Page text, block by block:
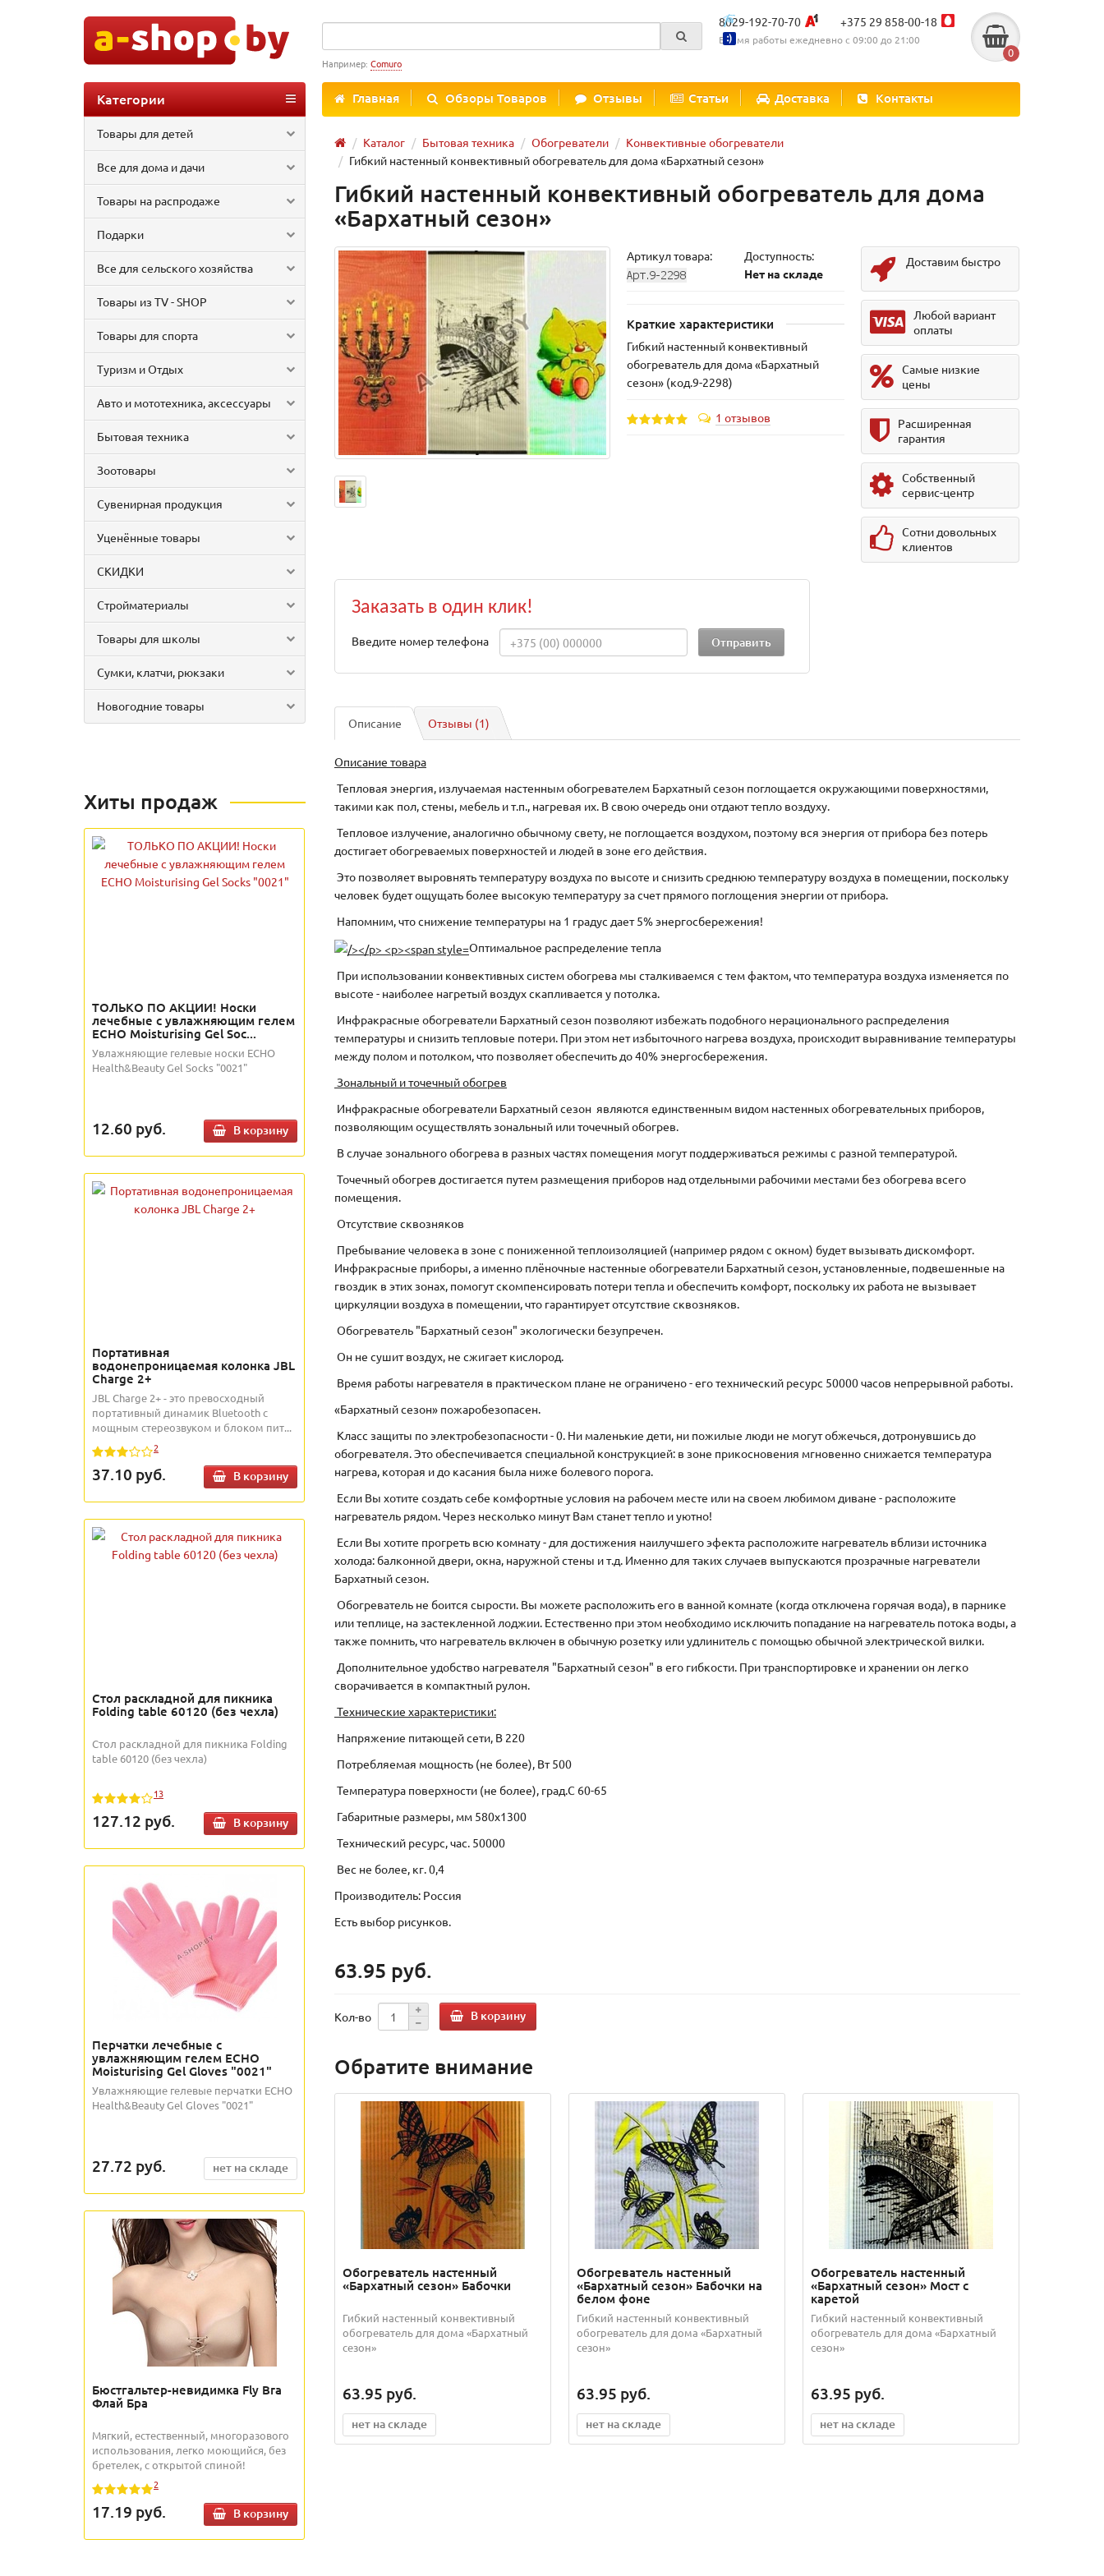
8029-192-70-70 +375 29 858-00-18
Время работы ежедневно с 09:00 до 21:00
0
Например: Comuro
Главная Обзоры Товаров Отзывы Статьи Доставка Контакты
Категории
Товары для детей
Все для дома и дачи
Товары на распродаже
Подарки
Все для сельского хозяйства
Товары из TV - SHOP
Товары для спорта
Туризм и Отдых
Авто и мототехника, аксессуары
Бытовая техника
Зоотовары
Сувенирная продукция
Уценённые товары
СКИДКИ
Стройматериалы
Товары для школы
Сумки, клатчи, рюкзаки
Новогодние товары
Каталог Бытовая техника Обогреватели
Конвективные обогреватели
Гибкий настенный конвективный обогреватель для дома «Бархатный сезон»
Хиты продаж
ТОЛЬКО ПО АКЦИИ! Носки
лечебные с увлажняющим гелем
ECHO Moisturising Gel Soc...
Увлажняющие гелевые носки ECHO
Health&Beauty Gel Socks "0021"
12.60 руб. В корзину
Портативная
водонепроницаемая колонка JBL
Charge 2+
JBL Charge 2+ - это превосходный
портативный динамик Bluetooth с
мощным стереозвуком и блоком пит...
2
37.10 руб. В корзину
Стол раскладной для пикника
Folding table 60120 (без чехла)
Стол раскладной для пикника Folding
table 60120 (без чехла)
13
127.12 руб. В корзину
Перчатки лечебные с
увлажняющим гелем ECHO
Moisturising Gel Gloves "0021"
Увлажняющие гелевые перчатки ECHO
Health&Beauty Gel Gloves "0021"
27.72 руб. нет на складе
Бюстгальтер-невидимка Fly Bra
Флай Бра
Мягкий, естественный, многоразового
использования, легко моющийся, без
бретелек, с открытой спиной!
2
17.19 руб. В корзину
Гибкий настенный конвективный обогреватель для дома
«Бархатный сезон»
Артикул товара:
Доступность:
Нет на складе
Краткие характеристики
Гибкий настенный конвективный
обогреватель для дома «Бархатный
сезон» (код.9-2298)
1 отзывов
Доставим быстро
Любой вариант
оплаты
Самые низкие
цены
Расширенная
гарантия
Собственный
сервис-центр
Сотни довольных
клиентов
Заказать в один клик!
Введите номер телефона
Описание Отзывы (1)
Описание товара
Тепловая энергия, излучаемая настенным обогревателем Бархатный сезон поглощается окружающими поверхностями,
такими как пол, стены, мебель и т.п., нагревая их. В свою очередь они отдают тепло воздуху.
Тепловое излучение, аналогично обычному свету, не поглощается воздухом, поэтому вся энергия от прибора без потерь
достигает обогреваемых поверхностей и людей в зоне его действия.
Это позволяет выровнять температуру воздуха по высоте и снизить среднюю температуру воздуха в помещении, поскольку
человек будет ощущать более высокую температуру за счет прямого поглощения энергии от прибора.
Напомним, что снижение температуры на 1 градус дает 5% энергосбережения!
Оптимальное распределение тепла
При использовании конвективных систем обогрева мы сталкиваемся с тем фактом, что температура воздуха изменяется по
высоте - наиболее нагретый воздух скапливается у потолка.
Инфракрасные обогреватели Бархатный сезон позволяют избежать подобного нерационального распределения
температуры и снизить тепловые потери. При этом нет избыточного нагрева воздуха, происходит выравнивание температуры
между полом и потолком, что позволяет обеспечить до 40% энергосбережения.
Зональный и точечный обогрев
Инфракрасные обогреватели Бархатный сезон являются единственным видом настенных обогревательных приборов,
позволяющим осуществлять зональный или точечный обогрев.
В случае зонального обогрева в разных частях помещения могут поддерживаться режимы с разной температурой.
Точечный обогрев достигается путем размещения приборов над отдельными рабочими местами без обогрева всего
помещения.
Отсутствие сквозняков
Пребывание человека в зоне с пониженной теплоизоляцией (например рядом с окном) будет вызывать дискомфорт.
Инфракрасные приборы, а именно плёночные настенные обогреватели Бархатный сезон, установленные, подвешенные на
гвоздик в этих зонах, помогут скомпенсировать потери тепла и обеспечить комфорт, поскольку их работа не вызывает
циркуляции воздуха в помещении, что гарантирует отсутствие сквозняков.
Обогреватель "Бархатный сезон" экологически безупречен.
Он не сушит воздух, не сжигает кислород.
Время работы нагревателя в практическом плане не ограничено - его технический ресурс 50000 часов непрерывной работы.
«Бархатный сезон» пожаробезопасен.
Класс защиты по электробезопасности - 0. Ни маленькие дети, ни пожилые люди не могут обжечься, дотронувшись до
обогревателя. Это обеспечивается специальной конструкцией: в зоне прикосновения мгновенно снижается температура
нагрева, которая и до касания была ниже болевого порога.
Если Вы хотите создать себе комфортные условия на рабочем месте или на своем любимом диване - расположите
нагреватель рядом. Через несколько минут Вам станет тепло и уютно!
Если Вы хотите прогреть всю комнату - для достижения наилучшего эфекта расположите нагреватель вблизи источника
холода: балконной двери, окна, наружной стены и т.д. Именно для таких случаев выпускаются прозрачные нагреватели
Бархатный сезон.
Обогреватель не боится сырости. Вы можете расположить его в ванной комнате (когда отключена горячая вода), в парнике
или теплице, на застекленной лоджии. Естественно при этом необходимо исключить попадание на нагреватель потока воды, а
также помнить, что нагреватель включен в обычную розетку или удлинитель с помощью обычной электрической вилки.
Дополнительное удобство нагревателя "Бархатный сезон" в его гибкости. При транспортировке и хранении он легко
сворачивается в компактный рулон.
Технические характеристики:
Напряжение питающей сети, В 220
Потребляемая мощность (не более), Вт 500
Температура поверхности (не более), град.С 60-65
Габаритные размеры, мм 580x1300
Технический ресурс, час. 50000
Вес не более, кг. 0,4
Производитель: Россия
Есть выбор рисунков.
63.95 руб.
Кол-во В корзину
Обратите внимание
Обогреватель настенный
«Бархатный сезон» Бабочки
Гибкий настенный конвективный
обогреватель для дома «Бархатный
сезон»
63.95 руб.
нет на складе
Обогреватель настенный
«Бархатный сезон» Бабочки на
белом фоне
Гибкий настенный конвективный
обогреватель для дома «Бархатный
сезон»
63.95 руб.
нет на складе
Обогреватель настенный
«Бархатный сезон» Мост с
каретой
Гибкий настенный конвективный
обогреватель для дома «Бархатный
сезон»
63.95 руб.
нет на складе